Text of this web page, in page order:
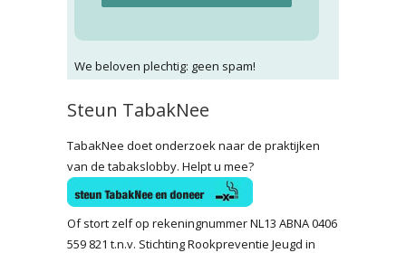
We beloven plechtig: geen spam!
Steun TabakNee
TabakNee doet onderzoek naar de praktijken
van de tabakslobby. Helpt u mee?
Of stort zelf op rekeningnummer NL13 ABNA 0406
559 821 t.n.v. Stichting Rookpreventie Jeugd in